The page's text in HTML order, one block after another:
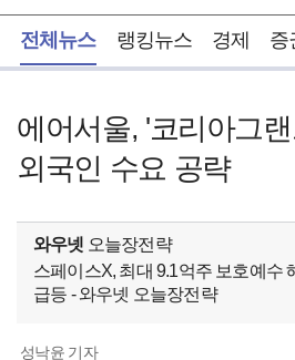
전체뉴스 랭킹뉴스 경제 증
에어서울, '코리아그
외국인 수요 공략
와우넷 오늘장전략
스페이스X, 최대 9.1억주 보호예수
급등 - 와우넷 오늘장전략
성낙윤 기자